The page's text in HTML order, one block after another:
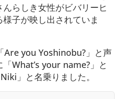
らしき女性がビバリーヒ
子が映し出されていま
Are you Yoshinobu?」と声
What’s your name?」と
」と名乗りました。